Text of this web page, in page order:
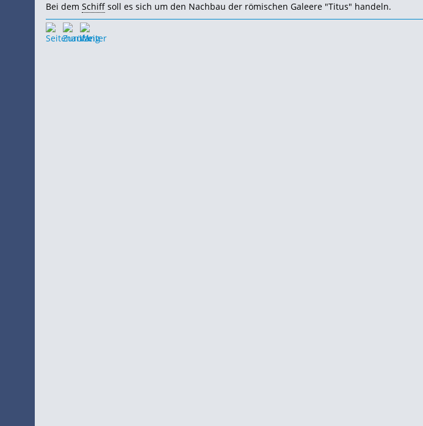
Bei dem Schiff soll es sich um den Nachbau der römischen Galeere "Titus" handeln.